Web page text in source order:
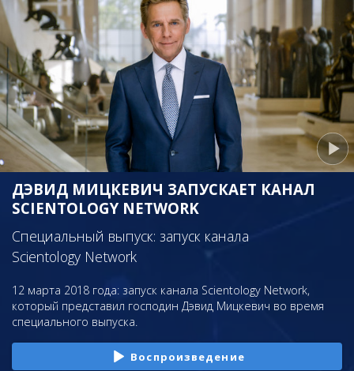
ДЭВИД МИЦКЕВИЧ ЗАПУСКАЕТ КАНАЛ
SCIENTOLOGY NETWORK
Специальный выпуск: запуск канала
Scientology Network
12 марта 2018 года: запуск канала Scientology Network,
который представил господин Дэвид Мицкевич во время
специального выпуска.
Воспроизведение